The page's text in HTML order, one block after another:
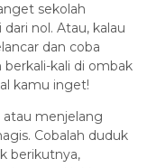
sekolah
nol. Atau, kalau
dan coba
kali di ombak
kamu inget!
atau menjelang
Cobalah duduk
berikutnya,